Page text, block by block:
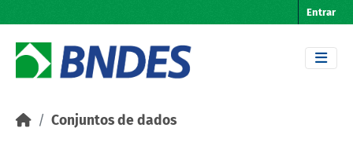
Entrar
Conjuntos de dados